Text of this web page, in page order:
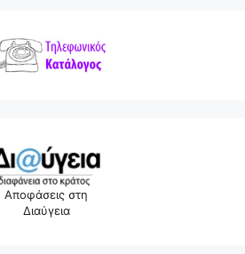
Αποφάσεις στη
Διαύγεια